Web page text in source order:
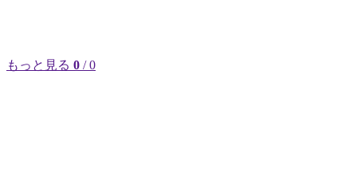
もっと見る 0 / 0